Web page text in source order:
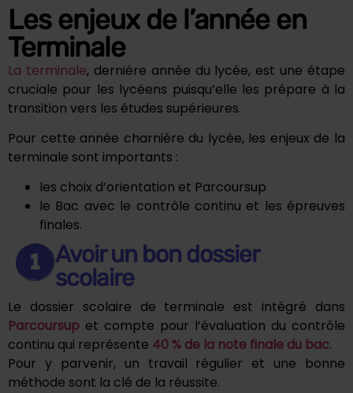
Les enjeux de l’année en
Terminale
La terminale, dernière année du lycée, est une étape
cruciale pour les lycéens puisqu’elle les prépare à la
transition vers les études supérieures.
Pour cette année charnière du lycée, les enjeux de la
terminale sont importants :
les choix d’orientation et Parcoursup
le Bac avec le contrôle continu et les épreuves
finales.
Avoir un bon dossier
scolaire
Le dossier scolaire de terminale est intégré dans
Parcoursup et compte pour l’évaluation du contrôle
continu qui représente 40 % de la note finale du bac.
Pour y parvenir, un travail régulier et une bonne
méthode sont la clé de la réussite.